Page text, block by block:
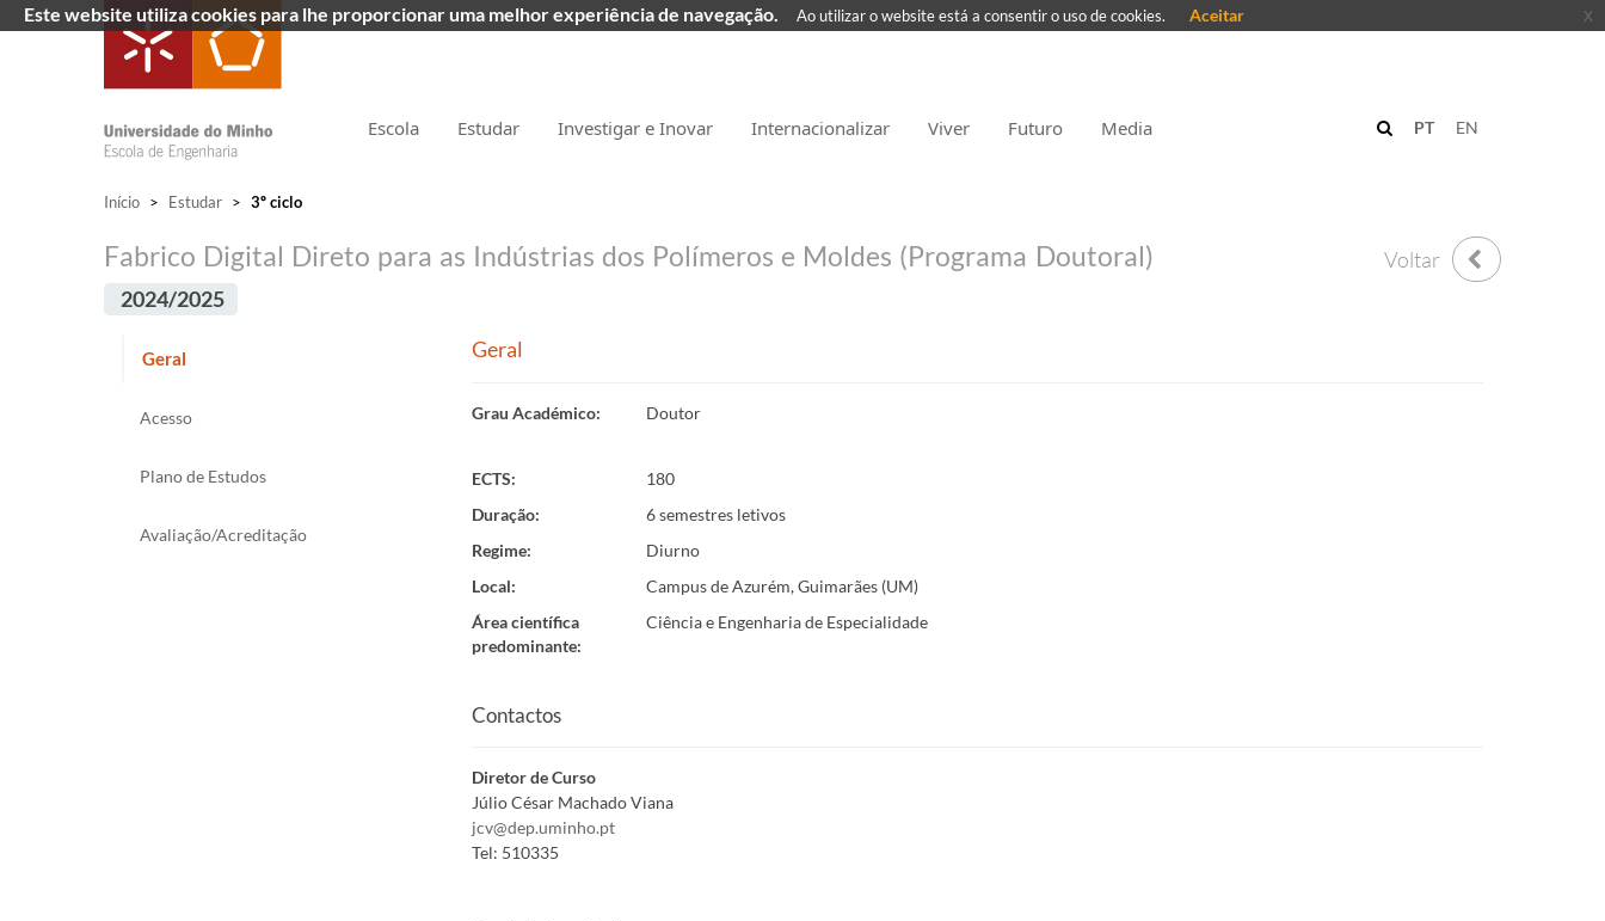
Escola Estudar Investigar e Inovar Internacionalizar Viver Futuro Media EN
PT
Início > Estudar > 3º ciclo
Voltar
Fabrico Digital Direto para as Indústrias dos Polímeros e Moldes (Programa Doutoral)
2024/2025
Geral
Acesso
Plano de Estudos
Avaliação/Acreditação
Geral
Grau Académico: Doutor
ECTS:
180
Duração:
6 semestres letivos
Regime:
Diurno
Local:
Campus de Azurém, Guimarães (UM)
Área científica
predominante:
Ciência e Engenharia de Especialidade
Contactos
Diretor de Curso
Júlio César Machado Viana
jcv@dep.uminho.pt
Tel: 510335
Este website utiliza cookies para lhe proporcionar uma melhor experiência de navegação. Ao utilizar o website está a consentir o uso de cookies. Aceitar x